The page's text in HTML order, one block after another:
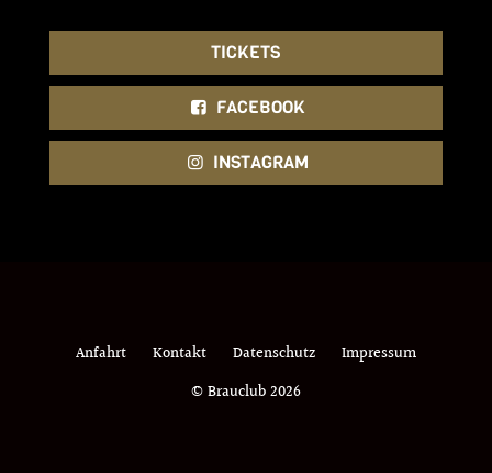
TICKETS
FACEBOOK
INSTAGRAM
Anfahrt Kontakt Datenschutz
Impressum
© Brauclub 2026